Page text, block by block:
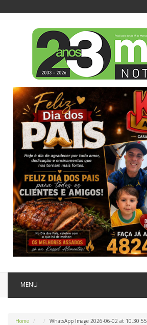
MENU
Home WhatsApp Image 2026-06-02 at 10.30.55